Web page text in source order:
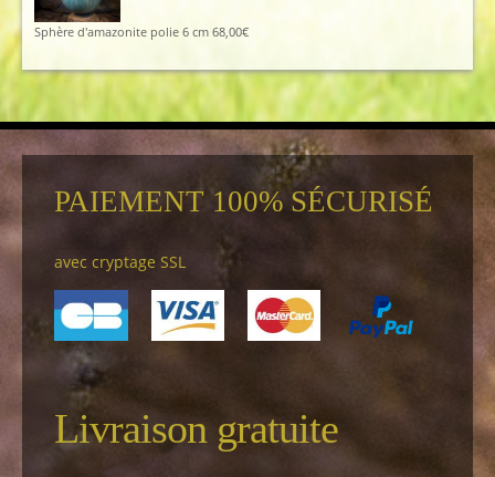
Sphère d'amazonite polie 6 cm 68,00€
PAIEMENT 100% SÉCURISÉ
avec cryptage SSL
Livraison gratuite